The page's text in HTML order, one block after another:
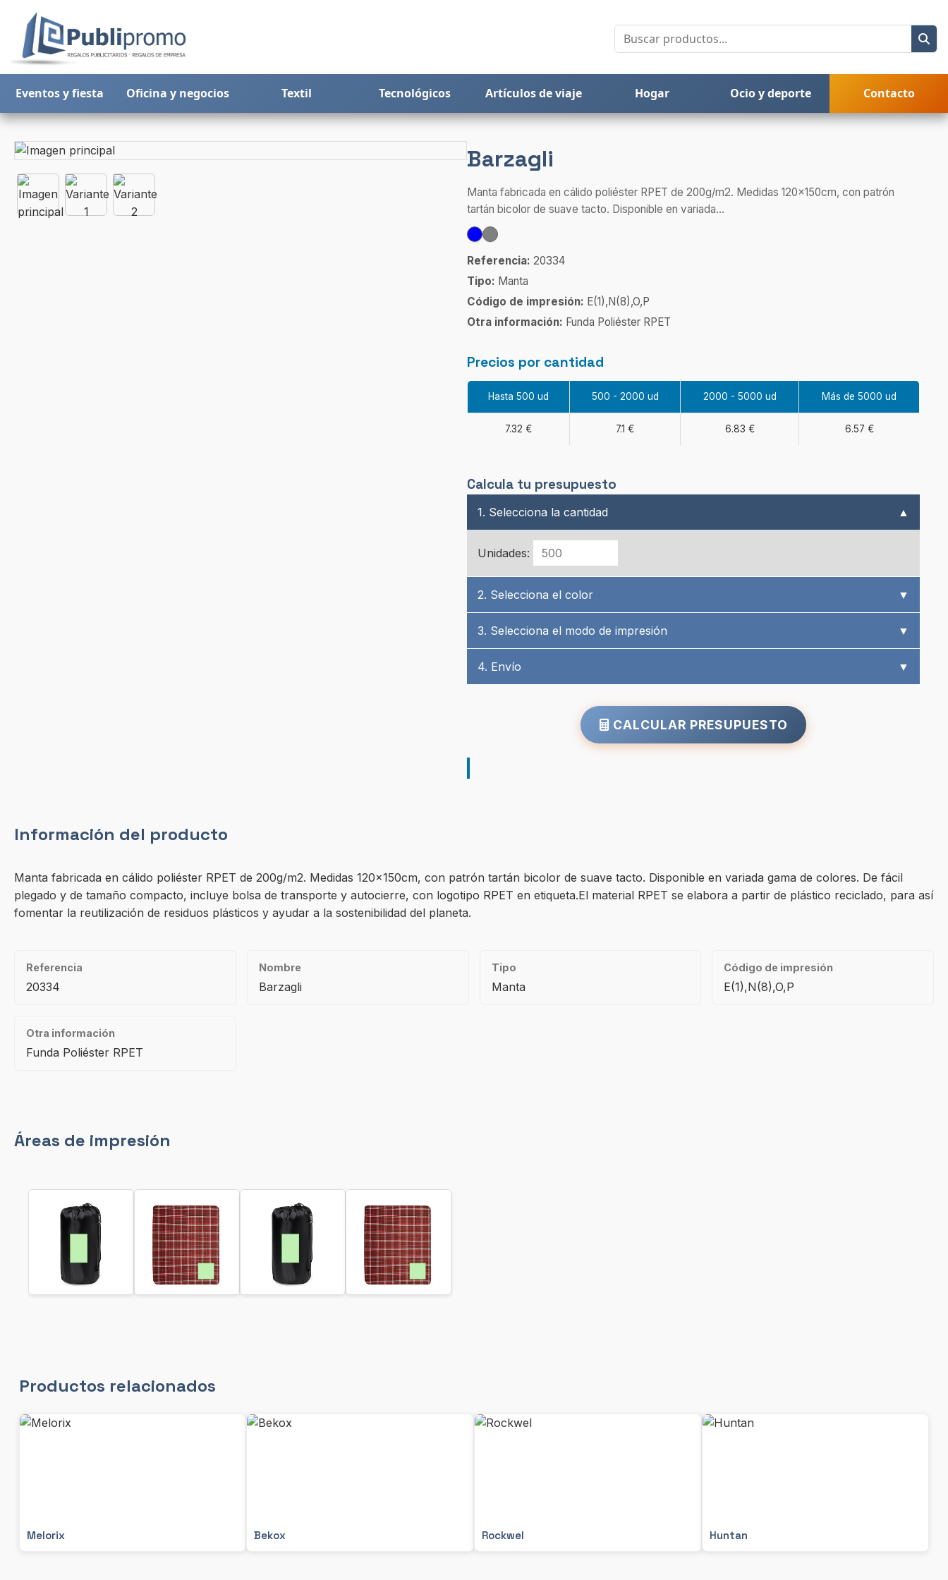
Eventos y fiesta Oficina y negocios Textil Tecnológicos Artículos de viaje Hogar Ocio y deporte Contacto
Barzagli
Manta fabricada en cálido poliéster RPET de 200g/m2. Medidas 120x150cm, con patrón
tartán bicolor de suave tacto. Disponible en variada...
Referencia: 20334
Tipo: Manta
Código de impresión: E(1),N(8),O,P
Otra información: Funda Poliéster RPET
Precios por cantidad
Hasta 500 ud 500 - 2000 ud 2000 - 5000 ud Más de 5000 ud
7.32 € 7.1 € 6.83 € 6.57 €
Calcula tu presupuesto
1. Selecciona la cantidad ▲
Unidades:
2. Selecciona el color ▼
3. Selecciona el modo de impresión ▼
4. Envío ▼
CALCULAR PRESUPUESTO
Información del producto
Manta fabricada en cálido poliéster RPET de 200g/m2. Medidas 120x150cm, con patrón tartán bicolor de suave tacto. Disponible en variada gama de colores. De fácil
plegado y de tamaño compacto, incluye bolsa de transporte y autocierre, con logotipo RPET en etiqueta.El material RPET se elabora a partir de plástico reciclado, para así
fomentar la reutilización de residuos plásticos y ayudar a la sostenibilidad del planeta.
Referencia
20334
Nombre
Barzagli
Tipo
Manta
Código de impresión
E(1),N(8),O,P
Otra información
Funda Poliéster RPET
Áreas de impresión
Productos relacionados
Melorix Bekox Rockwel Huntan